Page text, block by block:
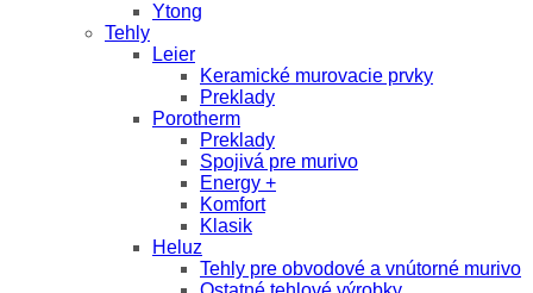
Ytong
Tehly
Leier
Keramické murovacie prvky
Preklady
Porotherm
Preklady
Spojivá pre murivo
Energy +
Komfort
Klasik
Heluz
Tehly pre obvodové a vnútorné murivo